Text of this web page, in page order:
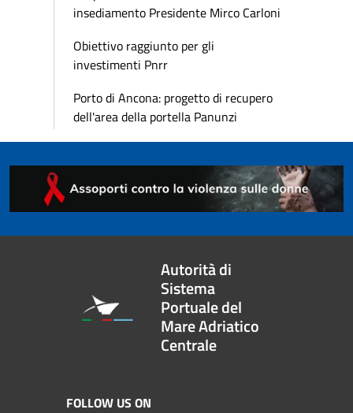
insediamento Presidente Mirco Carloni
Obiettivo raggiunto per gli
investimenti Pnrr
Porto di Ancona: progetto di recupero
dell'area della portella Panunzi
Autorità di
Sistema
Portuale del
Mare Adriatico
Centrale
FOLLOW US ON